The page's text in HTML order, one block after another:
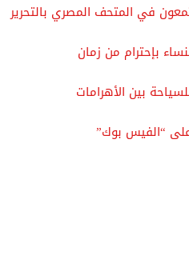
في المتحف المصري بالتحرير
بإحترام من زمان
بين الأهرامات
“الفيس بوك”